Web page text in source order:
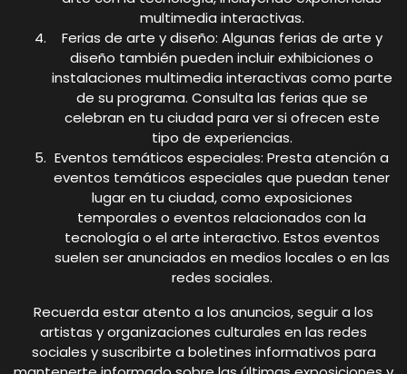
multimedia interactivas.
Ferias de arte y diseño: Algunas ferias de arte y
diseño también pueden incluir exhibiciones o
instalaciones multimedia interactivas como parte
de su programa. Consulta las ferias que se
celebran en tu ciudad para ver si ofrecen este
tipo de experiencias.
Eventos temáticos especiales: Presta atención a
eventos temáticos especiales que puedan tener
lugar en tu ciudad, como exposiciones
temporales o eventos relacionados con la
tecnología o el arte interactivo. Estos eventos
suelen ser anunciados en medios locales o en las
redes sociales.
Recuerda estar atento a los anuncios, seguir a los
artistas y organizaciones culturales en las redes
sociales y suscribirte a boletines informativos para